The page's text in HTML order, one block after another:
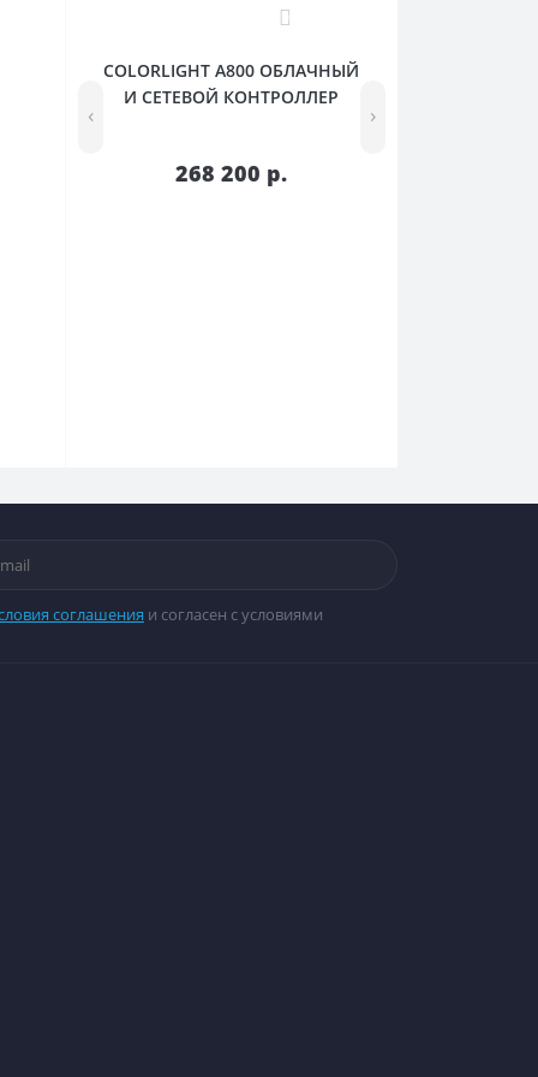
COLORLIGHT A800 ОБЛАЧНЫЙ
И СЕТЕВОЙ КОНТРОЛЛЕР
268 200 р.
‹ ›
соглашения и согласен с условиями